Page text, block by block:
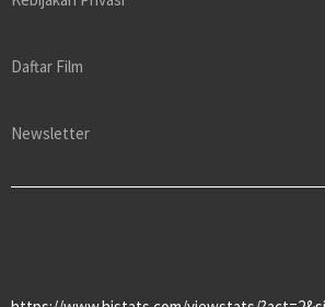
Daftar Film
Newsletter